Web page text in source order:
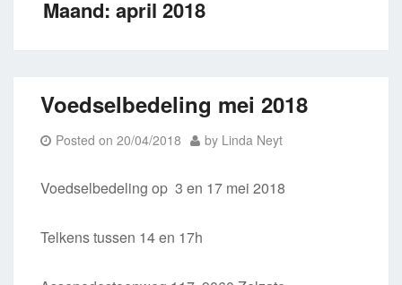
Maand:april 2018
Voedselbedeling mei 2018
Posted on 20/04/2018 by Linda Neyt
Voedselbedeling op 3 en 17 mei 2018
Telkens tussen 14 en 17h